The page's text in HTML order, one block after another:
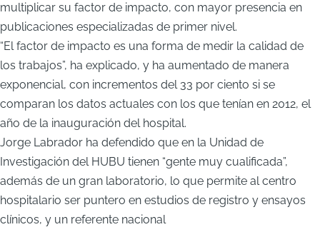
multiplicar su factor de impacto, con mayor presencia en
publicaciones especializadas de primer nivel.
“El factor de impacto es una forma de medir la calidad de
los trabajos”, ha explicado, y ha aumentado de manera
exponencial, con incrementos del 33 por ciento si se
comparan los datos actuales con los que tenían en 2012, el
año de la inauguración del hospital.
Jorge Labrador ha defendido que en la Unidad de
Investigación del HUBU tienen “gente muy cualificada”,
además de un gran laboratorio, lo que permite al centro
hospitalario ser puntero en estudios de registro y ensayos
clínicos, y un referente nacional